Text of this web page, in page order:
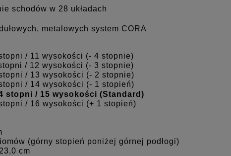
schodów w 28 układach
metalowych system CORA
/ 11 wysokości (- 4 stopnie)
/ 12 wysokości (- 3 stopnie)
/ 13 wysokości (- 2 stopnie)
/ 14 wysokości (- 1 stopień)
stopni / 15 wysokości (Standard)
/ 16 wysokości (+ 1 stopień)
(górny stopień poniżej górnej podłogi)
cm